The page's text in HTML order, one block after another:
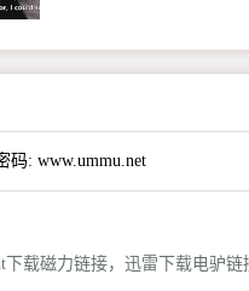
码: www.ummu.net
载磁力链接，迅雷下载电驴链